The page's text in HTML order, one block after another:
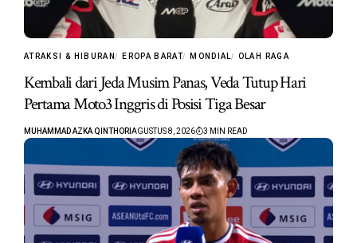
ATRAKSI & HIBURAN EROPA BARAT MONDIAL OLAH RAGA
Kembali dari Jeda Musim Panas, Veda Tutup Hari
Pertama Moto3 Inggris di Posisi Tiga Besar
MUHAMMAD AZKA QINTHORI AGUSTUS 8, 2026 3 MIN READ